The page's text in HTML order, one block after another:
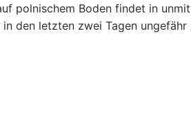
polnischem Boden findet in
den letzten zwei Tagen